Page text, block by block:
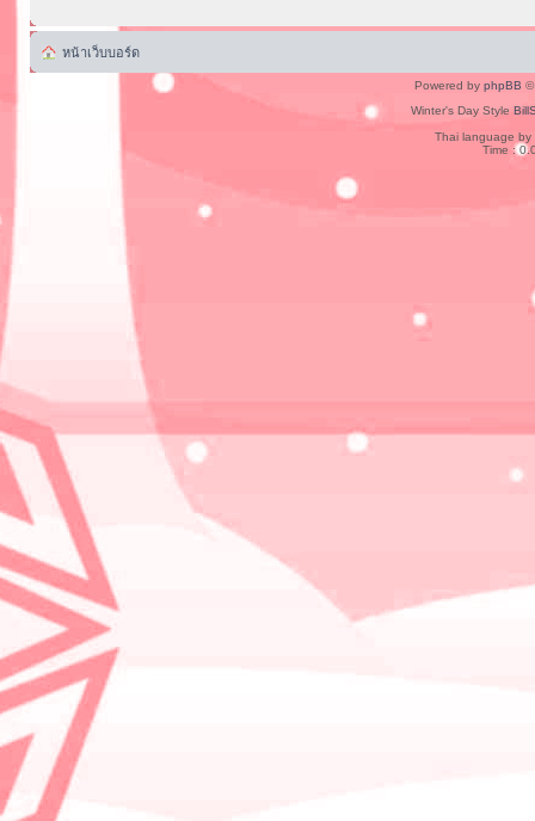
หน้าเว็บบอร์ด
Powered by phpBB ©
Winter's Day Style
Thai language by
Time :